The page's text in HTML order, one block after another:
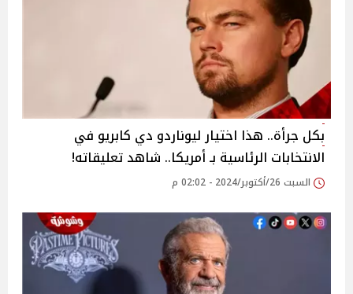
بكل جرأة.. هذا اختيار ليوناردو دي كابريو في
الانتخابات الرئاسية بـ أمريكا.. شاهد تعليقاته!
السبت 26/أكتوبر/2024 - 02:02 م